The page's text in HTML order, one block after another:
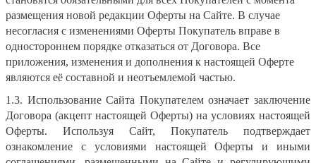
размещения новой редакции Оферты на Сайте. В случае
несогласия с изменениями Оферты Покупатель вправе в
одностороннем порядке отказаться от Договора. Все
приложения, изменения и дополнения к настоящей Оферте
являются её составной и неотъемлемой частью.
1.3. Использование Сайта Покупателем означает заключение
Договора (акцепт настоящей Оферты) на условиях настоящей
Оферты. Используя Сайт, Покупатель подтверждает
ознакомление с условиями настоящей Оферты и иными